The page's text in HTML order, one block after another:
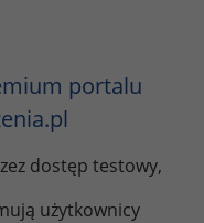
portalu
dostęp testowy,
użytkownicy